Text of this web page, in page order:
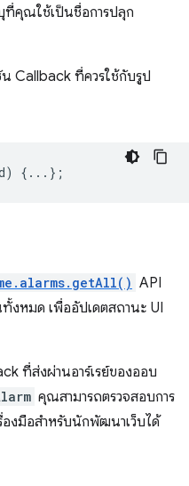
บุที่คุณใช้เป็นชื่อการปลุก
Callback ที่ควรใช้กับรูป
) {...};
API
ทั้งหมด เพื่ออัปเดตสถานะ UI
ที่ส่งผ่านอาร์เรย์ของออบ
คุณสามารถตรวจสอบการ
งมือสำหรับนักพัฒนาเว็บได้